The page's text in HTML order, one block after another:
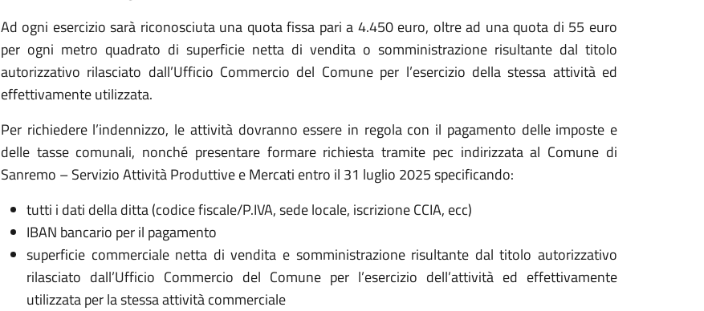
Ad ogni esercizio sarà riconosciuta una quota fissa pari a 4.450 euro, oltre ad una quota di 55 euro
per ogni metro quadrato di superficie netta di vendita o somministrazione risultante dal titolo
autorizzativo rilasciato dall’Ufficio Commercio del Comune per l’esercizio della stessa attività ed
effettivamente utilizzata.
Per richiedere l’indennizzo, le attività dovranno essere in regola con il pagamento delle imposte e
delle tasse comunali, nonché presentare formare richiesta tramite pec indirizzata al Comune di
Sanremo – Servizio Attività Produttive e Mercati entro il 31 luglio 2025 specificando:
tutti i dati della ditta (codice fiscale/P.IVA, sede locale, iscrizione CCIA, ecc)
IBAN bancario per il pagamento
superficie commerciale netta di vendita e somministrazione risultante dal titolo autorizzativo
rilasciato dall’Ufficio Commercio del Comune per l’esercizio dell’attività ed effettivamente
utilizzata per la stessa attività commerciale